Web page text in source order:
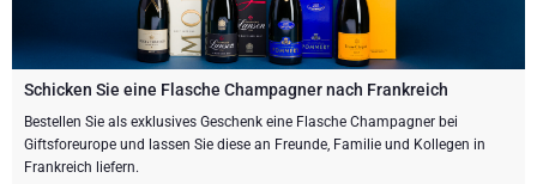
Exklusive Champagner-Geschenke
Schicken Sie eine Flasche Champagner
Merk
Dom Perignon Champagner
Weingeschenke
Schicken Sie eine Flasche Wein
Sekt Geschenke
ANDERE GETRÄNKE
Schicken Sie eine Flasche Champagner
Sekt Geschenke
SCHOKOLADE
Schokoladen Geschenke
GOURMET GESCHENKE
Schicken Sie eine Flasche Champagner nach Frankreich
Bestellen Sie als exklusives Geschenk eine Flasche Champagner bei
Giftsforeurope und lassen Sie diese an Freunde, Familie und Kollegen in
Frankreich liefern.